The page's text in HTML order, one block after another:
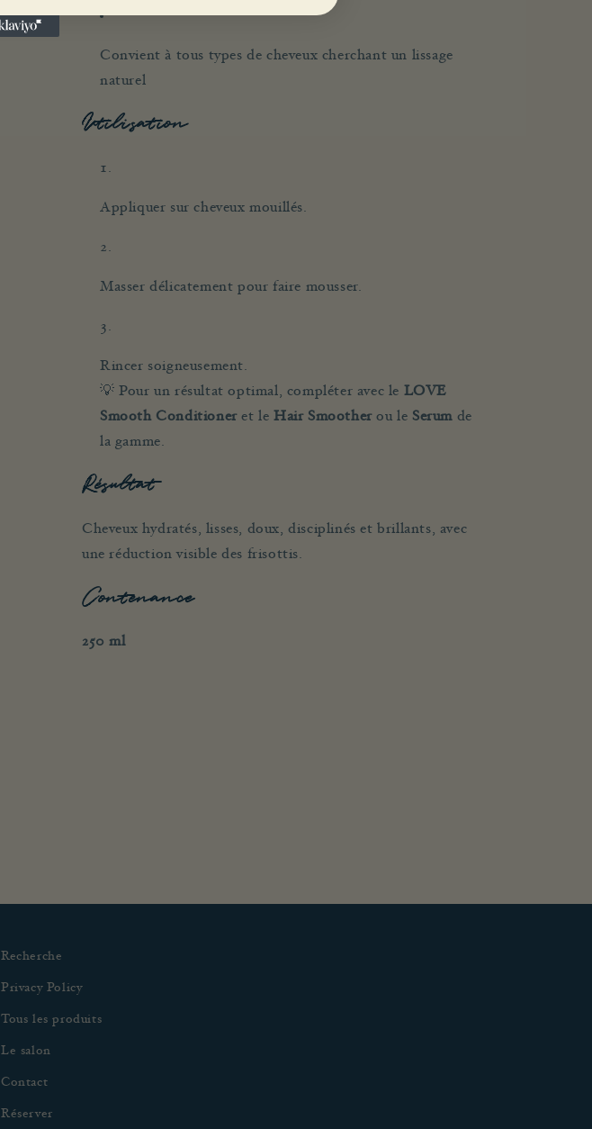
Convient à tous types de cheveux cherchant un lissage
naturel
Utilisation
Appliquer sur cheveux mouillés.
Masser délicatement pour faire mousser.
Rincer soigneusement.
💡 Pour un résultat optimal, compléter avec le LOVE
Smooth Conditioneret leHair Smootherou le Serum de
la gamme.
Résultat
Cheveux hydratés, lisses, doux, disciplinés et brillants, avec
une réduction visible des frisottis.
Contenance
250 ml
Recherche
Privacy Policy
Tous les produits
Le salon
Contact
Réserver